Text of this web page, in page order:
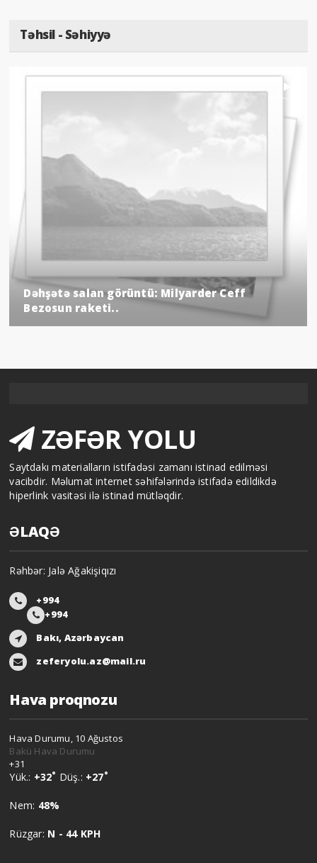
Təhsil - Səhiyyə
Dəhşətə salan görüntü: Milyarder Ceff
Bezosun raketi..
ZƏFƏR YOLU
Saytdakı materialların istifadəsi zamanı istinad edilməsi
vacibdir. Məlumat internet səhifələrində istifadə edildikdə
hiperlink vasitəsi ilə istinad mütləqdir.
ƏLAQƏ
Rəhbər: Jalə Ağakişiqızı
+994
+994
Bakı, Azərbaycan
zeferyolu.az@mail.ru
Hava proqnozu
Hava Durumu, 10 Ağustos
Bakü Hava Durumu
+31
Yük.: +32° Düş.: +27°
Nem: 48%
Rüzgar: N - 44 KPH